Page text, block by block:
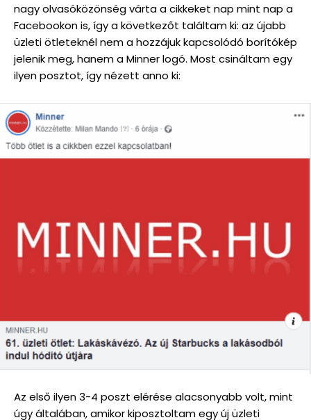
nagy olvasóközönség várta a cikkeket nap mint nap a
Facebookon is, így a következőt találtam ki: az újabb
üzleti ötleteknél nem a hozzájuk kapcsolódó borítókép
jelenik meg, hanem a Minner logó. Most csináltam egy
ilyen posztot, így nézett anno ki:
Az első ilyen 3-4 poszt elérése alacsonyabb volt, mint
úgy általában, amikor kiposztoltam egy új üzleti